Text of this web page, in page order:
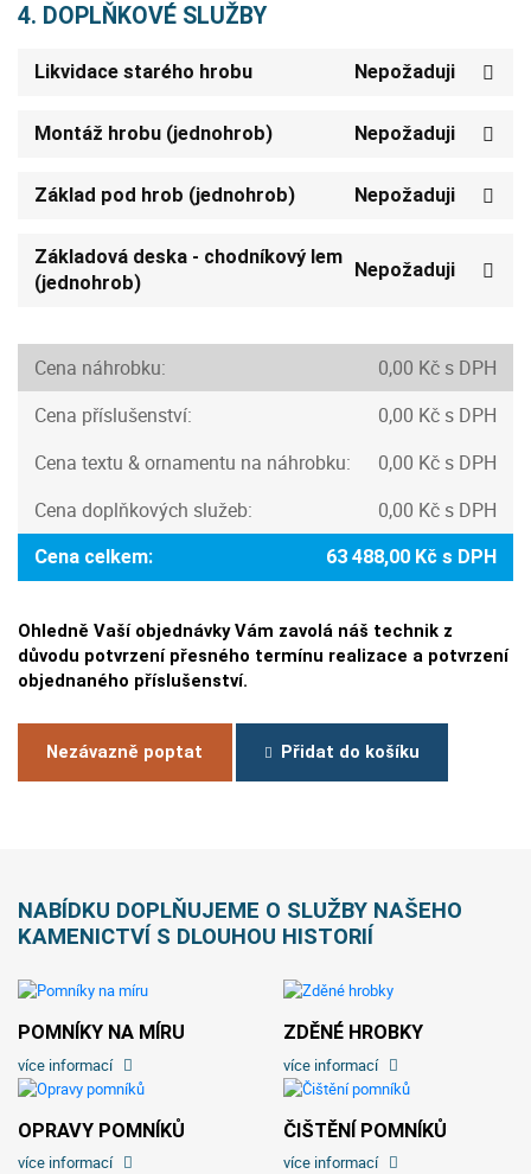
4. DOPLŇKOVÉ SLUŽBY
Likvidace starého hrobu Nepožaduji
Montáž hrobu (jednohrob) Nepožaduji
Základ pod hrob (jednohrob) Nepožaduji
Základová deska - chodníkový lem
(jednohrob)
Nepožaduji
Cena náhrobku:
0,00 Kč s DPH
Cena příslušenství:
0,00 Kč s DPH
Cena textu & ornamentu na náhrobku:
0,00 Kč s DPH
Cena doplňkových služeb:
0,00 Kč s DPH
Cena celkem: 63 488,00 Kč s DPH
Ohledně Vaší objednávky Vám zavolá náš technik z
důvodu potvrzení přesného termínu realizace a potvrzení
objednaného příslušenství.
Nezávazně poptat Přidat do košíku
NABÍDKU DOPLŇUJEME O SLUŽBY NAŠEHO
KAMENICTVÍ S DLOUHOU HISTORIÍ
POMNÍKY NA MÍRU
více informací
ZDĚNÉ HROBKY
více informací
OPRAVY POMNÍKŮ
více informací
ČIŠTĚNÍ POMNÍKŮ
více informací